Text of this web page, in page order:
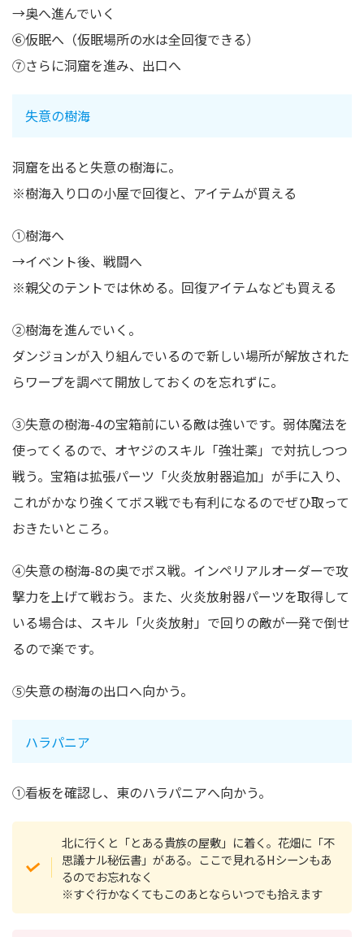
→奥へ進んでいく
⑥仮眠へ（仮眠場所の水は全回復できる）
⑦さらに洞窟を進み、出口へ
失意の樹海
洞窟を出ると失意の樹海に。
※樹海入り口の小屋で回復と、アイテムが買える
①樹海へ
→イベント後、戦闘へ
※親父のテントでは休める。回復アイテムなども買える
②樹海を進んでいく。
ダンジョンが入り組んでいるので新しい場所が解放された
らワープを調べて開放しておくのを忘れずに。
③失意の樹海-4の宝箱前にいる敵は強いです。弱体魔法を
使ってくるので、オヤジのスキル「強壮薬」で対抗しつつ
戦う。宝箱は拡張パーツ「火炎放射器追加」が手に入り、
これがかなり強くてボス戦でも有利になるのでぜひ取って
おきたいところ。
④失意の樹海-8の奥でボス戦。インペリアルオーダーで攻
撃力を上げて戦おう。また、火炎放射器パーツを取得して
いる場合は、スキル「火炎放射」で回りの敵が一発で倒せ
るので楽です。
⑤失意の樹海の出口へ向かう。
ハラパニア
①看板を確認し、東のハラパニアへ向かう。
北に行くと「とある貴族の屋敷」に着く。花畑に「不
思議ナル秘伝書」がある。ここで見れるHシーンもあ
るのでお忘れなく
※すぐ行かなくてもこのあとならいつでも拾えます